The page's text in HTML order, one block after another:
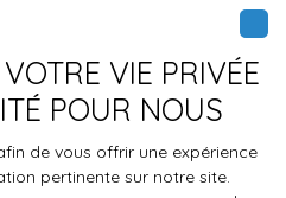
27 27
VIE PRIVÉE
POUR NOUS
de vous offrir une expérience
pertinente sur notre site.